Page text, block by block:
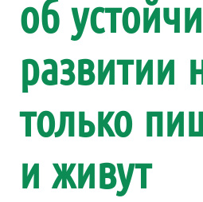
об
развитии
только
и живут